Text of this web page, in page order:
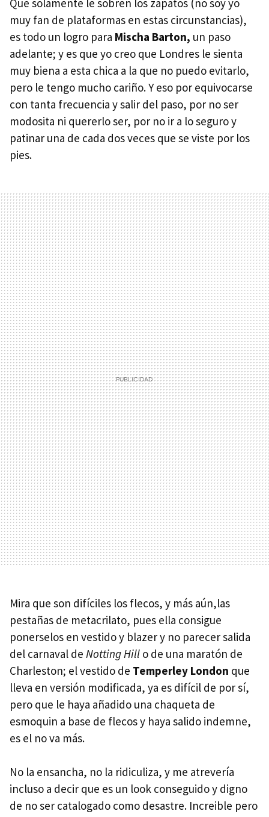
Que solamente le sobren los zapatos (no soy yo
muy fan de plataformas en estas circunstancias),
es todo un logro para Mischa Barton, un paso
adelante; y es que yo creo que Londres le sienta
muy biena a esta chica a la que no puedo evitarlo,
pero le tengo mucho cariño. Y eso por equivocarse
con tanta frecuencia y salir del paso, por no ser
modosita ni quererlo ser, por no ir a lo seguro y
patinar una de cada dos veces que se viste por los
pies.
Mira que son difíciles los flecos, y más aún,las
pestañas de metacrilato, pues ella consigue
ponerselos en vestido y blazer y no parecer salida
del carnaval de Notting Hill o de una maratón de
Charleston; el vestido de Temperley London que
lleva en versión modificada, ya es difícil de por sí,
pero que le haya añadido una chaqueta de
esmoquin a base de flecos y haya salido indemne,
es el no va más.
No la ensancha, no la ridiculiza, y me atrevería
incluso a decir que es un look conseguido y digno
de no ser catalogado como desastre. Increible pero